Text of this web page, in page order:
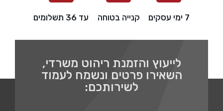
7 ימי עסקים קנייה בטוחה עד 36 תשלומים
לייעוץ והזמנת ריהוט משרדי,
השאירו פרטים ונשמח לעמוד
לשירותכם: